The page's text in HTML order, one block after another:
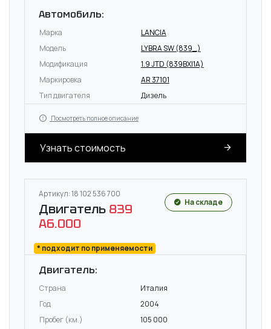
Автомобиль:
Марка
LANCIA
Модель
LYBRA SW (839_)
Модификация
1.9 JTD (839BXI1A)
Маркировка
AR 37101
Тип двигателя
Дизель
Посмотреть полное описание
Узнать стоимость
Артикул: 18 102 536 700
Двигатель 839
A6.000
* подходит по применяемости
На складе
Двигатель:
Страна
Италия
Год
2004
Пробег (км.)
105 000